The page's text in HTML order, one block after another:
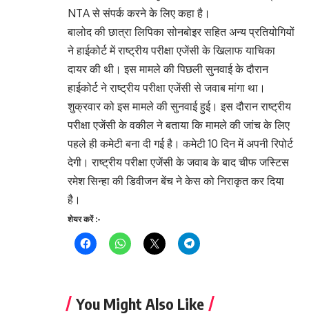
NTA से संपर्क करने के लिए कहा है।
बालोद की छात्रा लिपिका सोनबोइर सहित अन्य प्रतियोगियों
ने हाईकोर्ट में राष्ट्रीय परीक्षा एजेंसी के खिलाफ याचिका
दायर की थी। इस मामले की पिछली सुनवाई के दौरान
हाईकोर्ट ने राष्ट्रीय परीक्षा एजेंसी से जवाब मांगा था।
शुक्रवार को इस मामले की सुनवाई हुई। इस दौरान राष्ट्रीय
परीक्षा एजेंसी के वकील ने बताया कि मामले की जांच के लिए
पहले ही कमेटी बना दी गई है। कमेटी 10 दिन में अपनी रिपोर्ट
देगी। राष्ट्रीय परीक्षा एजेंसी के जवाब के बाद चीफ जस्टिस
रमेश सिन्हा की डिवीजन बेंच ने केस को निराकृत कर दिया
है।
शेयर करें :-
You Might Also Like